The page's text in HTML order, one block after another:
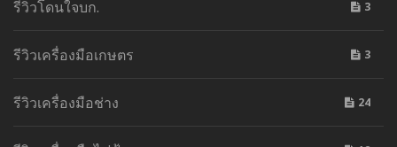
รีวิวโดนใจบก. 3
รีวิวเครื่องมือเกษตร 3
รีวิวเครื่องมือช่าง 24